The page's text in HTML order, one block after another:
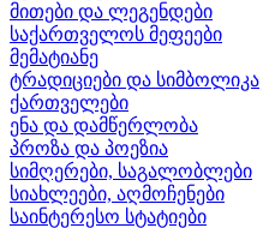
მითები და ლეგენდები
საქართველოს მეფეები
მემატიანე
ტრადიციები და სიმბოლიკა
ქართველები
ენა და დამწერლობა
პროზა და პოეზია
სიმღერები, საგალობლები
სიახლეები, აღმოჩენები
საინტერესო სტატიები